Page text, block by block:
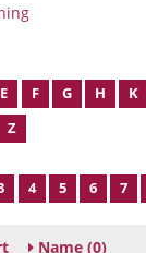
E F G H K
Z
4 5 6 7
Name (0)